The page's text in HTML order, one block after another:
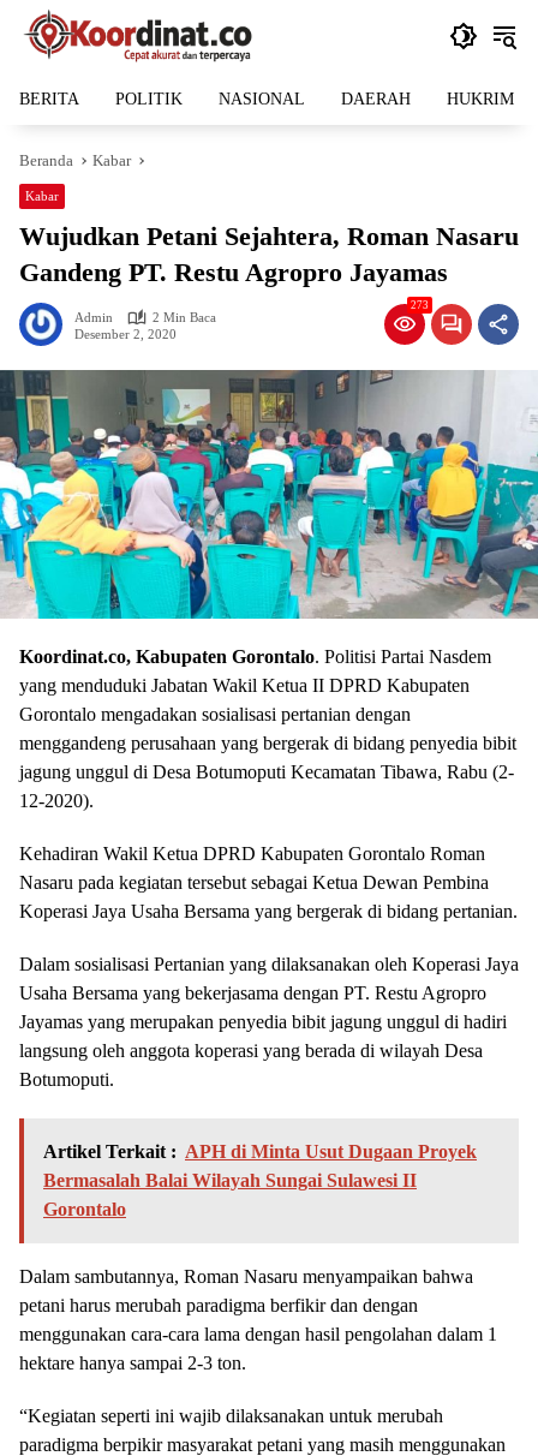
Langsung
BERITA POLITIK NASIONAL DAERAH HUKRIM
Beranda Kabar
Kabar
Wujudkan Petani Sejahtera, Roman Nasaru
Gandeng PT. Restu Agropro Jayamas
Admin
2 Min Baca
Desember 2, 2020
273
Koordinat.co, Kabupaten Gorontalo. Politisi Partai Nasdem
yang menduduki Jabatan Wakil Ketua II DPRD Kabupaten
Gorontalo mengadakan sosialisasi pertanian dengan
menggandeng perusahaan yang bergerak di bidang penyedia bibit
jagung unggul di Desa Botumoputi Kecamatan Tibawa, Rabu (2-
12-2020).
Kehadiran Wakil Ketua DPRD Kabupaten Gorontalo Roman
Nasaru pada kegiatan tersebut sebagai Ketua Dewan Pembina
Koperasi Jaya Usaha Bersama yang bergerak di bidang pertanian.
Dalam sosialisasi Pertanian yang dilaksanakan oleh Koperasi Jaya
Usaha Bersama yang bekerjasama dengan PT. Restu Agropro
Jayamas yang merupakan penyedia bibit jagung unggul di hadiri
langsung oleh anggota koperasi yang berada di wilayah Desa
Botumoputi.
Artikel Terkait : APH di Minta Usut Dugaan Proyek
Bermasalah Balai Wilayah Sungai Sulawesi II
Gorontalo
Dalam sambutannya, Roman Nasaru menyampaikan bahwa
petani harus merubah paradigma berfikir dan dengan
menggunakan cara-cara lama dengan hasil pengolahan dalam 1
hektare hanya sampai 2-3 ton.
“Kegiatan seperti ini wajib dilaksanakan untuk merubah
paradigma berpikir masyarakat petani yang masih menggunakan